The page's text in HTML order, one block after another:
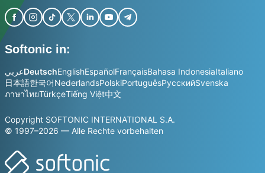
Softonic in:
عربيDeutschEnglishEspañolFrançaisBahasa IndonesiaItaliano
日本語한국어NederlandsPolskiPortuguêsРусскийSvenska
ภาษาไทยTürkçeTiếng Việt中文
Copyright SOFTONIC INTERNATIONAL S.A.
© 1997–2026 — Alle Rechte vorbehalten